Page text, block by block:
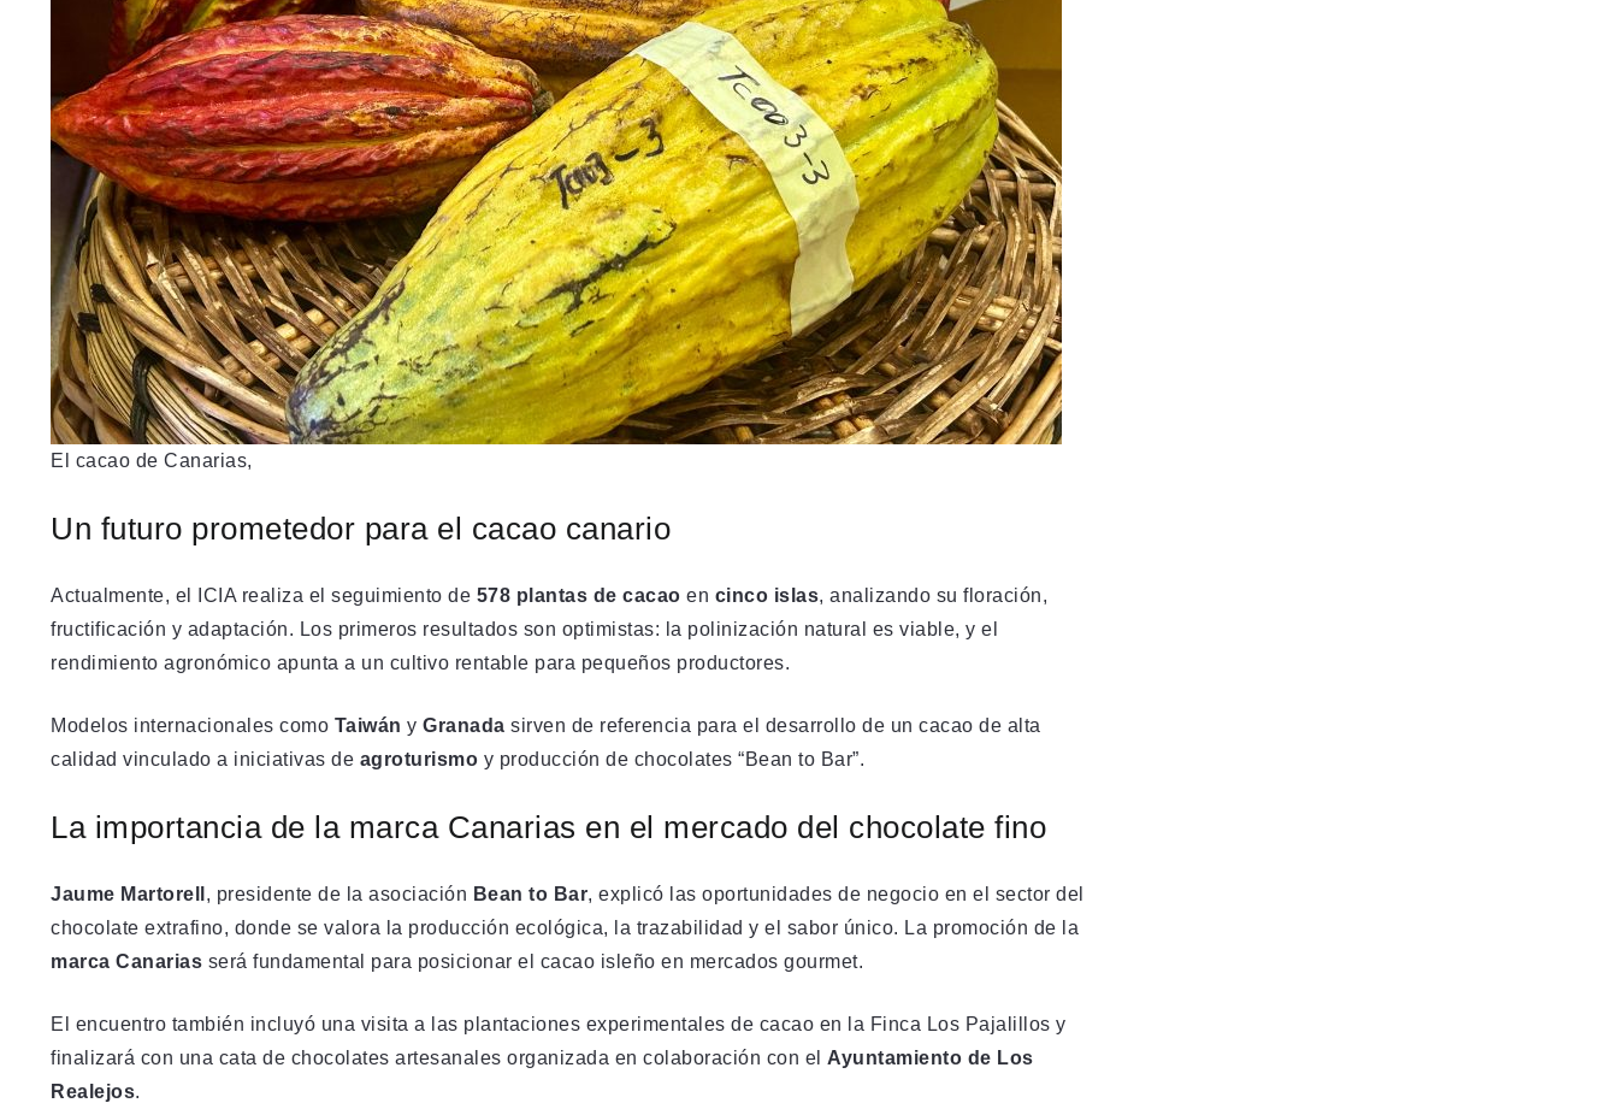
El cacao de Canarias,
Un futuro prometedor para el cacao canario
Actualmente, el ICIA realiza el seguimiento de 578 plantas de cacao en cinco islas, analizando su floración,
fructificación y adaptación. Los primeros resultados son optimistas: la polinización natural es viable, y el
rendimiento agronómico apunta a un cultivo rentable para pequeños productores.
Modelos internacionales como Taiwán y Granada sirven de referencia para el desarrollo de un cacao de alta
calidad vinculado a iniciativas de agroturismo y producción de chocolates “Bean to Bar”.
La importancia de la marca Canarias en el mercado del chocolate fino
Jaume Martorell , presidente de la asociación Bean to Bar, explicó las oportunidades de negocio en el sector del
chocolate extrafino, donde se valora la producción ecológica, la trazabilidad y el sabor único. La promoción de la
marca Canarias será fundamental para posicionar el cacao isleño en mercados gourmet.
El encuentro también incluyó una visita a las plantaciones experimentales de cacao en la Finca Los Pajalillos y
finalizará con una cata de chocolates artesanales organizada en colaboración con el Ayuntamiento de Los
Realejos.